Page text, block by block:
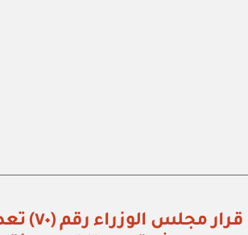
قرار